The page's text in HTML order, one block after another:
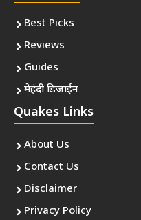
Best Picks
Reviews
Guides
मेहंदी डिजाईन
Quakes Links
About Us
Contact Us
Disclaimer
Privacy Policy